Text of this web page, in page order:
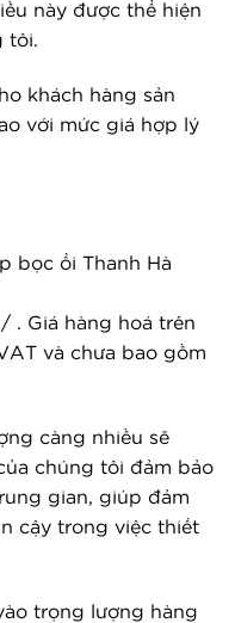
này được thể hiện
tôi.
khách hàng sản
với mức giá hợp lý
bọc ổi Thanh Hà
. Giá hàng hoá trên
và chưa bao gồm
càng nhiều sẽ
chúng tôi đảm bảo
gian, giúp đảm
cậy trong việc thiết
trọng lượng hàng